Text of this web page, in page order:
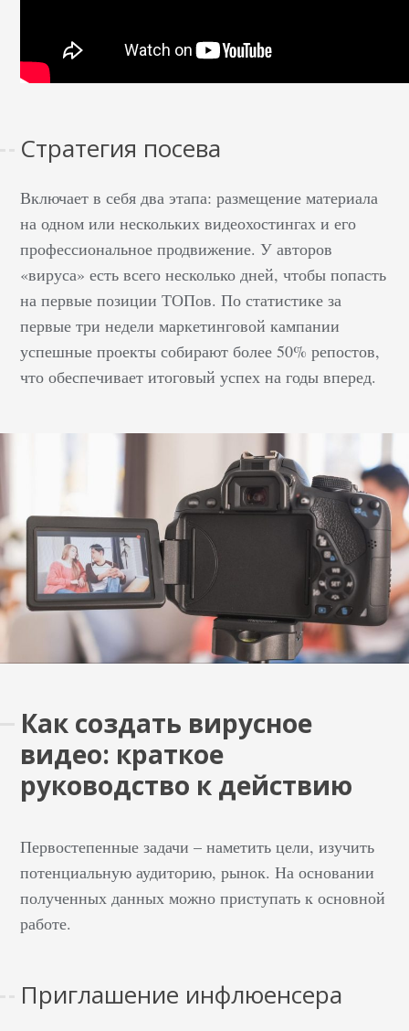
Стратегия посева
Включает в себя два этапа: размещение материала
на одном или нескольких видеохостингах и его
профессиональное продвижение. У авторов
«вируса» есть всего несколько дней, чтобы попасть
на первые позиции ТОПов. По статистике за
первые три недели маркетинговой кампании
успешные проекты собирают более 50% репостов,
что обеспечивает итоговый успех на годы вперед.
Как создать вирусное
видео: краткое
руководство к действию
Первостепенные задачи – наметить цели, изучить
потенциальную аудиторию, рынок. На основании
полученных данных можно приступать к основной
работе.
Приглашение инфлюенсера